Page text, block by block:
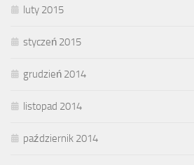
luty 2015
styczeń 2015
grudzień 2014
listopad 2014
październik 2014